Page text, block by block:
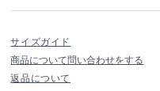
サイズガイド
商品について問い合わせをする
返品について